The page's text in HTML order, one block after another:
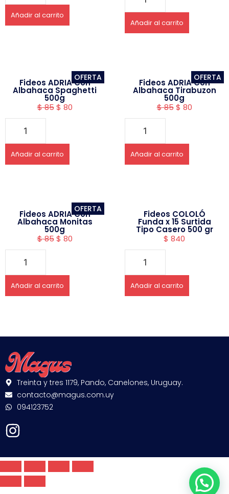
Añadir al carrito
Añadir al carrito
OFERTA
Fideos ADRIA Con
Albahaca Spaghetti
500g
$85 $ 80
Añadir al carrito
OFERTA
Fideos ADRIA Con
Albahaca Tirabuzon
500g
$85 $ 80
Añadir al carrito
OFERTA
Fideos ADRIA Con
Albahaca Monitas
500g
$85 $ 80
Añadir al carrito
Fideos COLOLÓ
Funda x 15 Surtida
Tipo Casero 500 gr
$ 840
Añadir al carrito
Treinta y tres 1179, Pando, Canelones, Uruguay.
contacto@magus.com.uy
094123752